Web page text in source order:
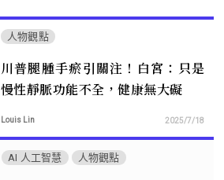
人物觀點
川普腿腫手瘀引關注！白宮：只是
慢性靜脈功能不全，健康無大礙
Louis Lin 2025/7/18
AI 人工智慧 人物觀點